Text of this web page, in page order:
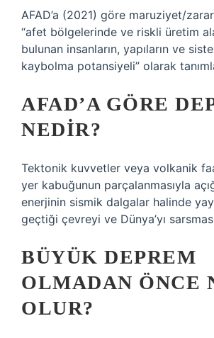
AFAD’a (2021) göre maruziyet/
“afet bölgelerinde ve riskli üretim
bulunan insanların, yapıların ve
kaybolma potansiyeli” olarak
AFAD’A GÖRE
NEDIR?
Tektonik kuvvetler veya volkanik
yer kabuğunun parçalanmasıyla
enerjinin sismik dalgalar halinde
geçtiği çevreyi ve Dünya’yı
BÜYÜK DEPREM
OLMADAN ÖNCE
OLUR?